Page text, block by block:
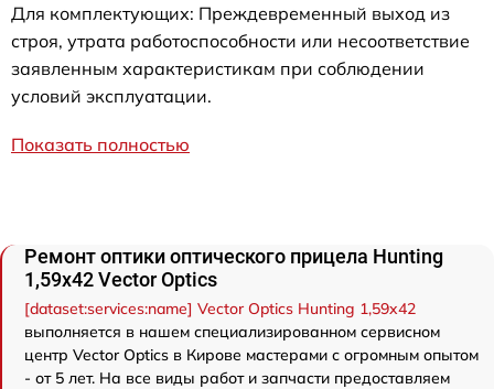
Для комплектующих: Преждевременный выход из
строя, утрата работоспособности или несоответствие
заявленным характеристикам при соблюдении
условий эксплуатации.
Показать полностью
Ремонт оптики оптического прицела Hunting
1,59x42 Vector Optics
[dataset:services:name] Vector Optics Hunting 1,59x42
выполняется в нашем специализированном сервисном
центр Vector Optics в Кирове мастерами с огромным опытом
- от 5 лет. На все виды работ и запчасти предоставляем